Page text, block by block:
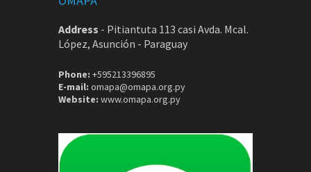
Address - Pitiantuta 113 casi Avda. Mcal.
López, Asunción - Paraguay
Phone: +595213396895
E-mail: omapa@omapa.org.py
Website: www.omapa.org.py